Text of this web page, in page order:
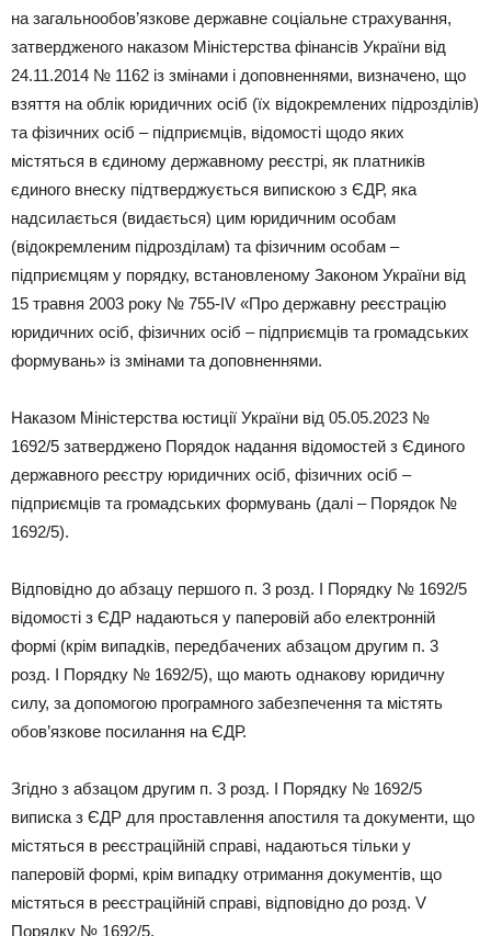
на загальнообов’язкове державне соціальне страхування,
затвердженого наказом Міністерства фінансів України від
24.11.2014 № 1162 із змінами і доповненнями, визначено, що
взяття на облік юридичних осіб (їх відокремлених підрозділів)
та фізичних осіб – підприємців, відомості щодо яких
містяться в єдиному державному реєстрі, як платників
єдиного внеску підтверджується випискою з ЄДР, яка
надсилається (видається) цим юридичним особам
(відокремленим підрозділам) та фізичним особам –
підприємцям у порядку, встановленому Законом України від
15 травня 2003 року № 755-ІV «Про державну реєстрацію
юридичних осіб, фізичних осіб – підприємців та громадських
формувань» із змінами та доповненнями.
Наказом Міністерства юстиції України від 05.05.2023 №
1692/5 затверджено Порядок надання відомостей з Єдиного
державного реєстру юридичних осіб, фізичних осіб –
підприємців та громадських формувань (далі – Порядок №
1692/5).
Відповідно до абзацу першого п. 3 розд. І Порядку № 1692/5
відомості з ЄДР надаються у паперовій або електронній
формі (крім випадків, передбачених абзацом другим п. 3
розд. І Порядку № 1692/5), що мають однакову юридичну
силу, за допомогою програмного забезпечення та містять
обов’язкове посилання на ЄДР.
Згідно з абзацом другим п. 3 розд. І Порядку № 1692/5
виписка з ЄДР для проставлення апостиля та документи, що
містяться в реєстраційній справі, надаються тільки у
паперовій формі, крім випадку отримання документів, що
містяться в реєстраційній справі, відповідно до розд. V
Порядку № 1692/5.